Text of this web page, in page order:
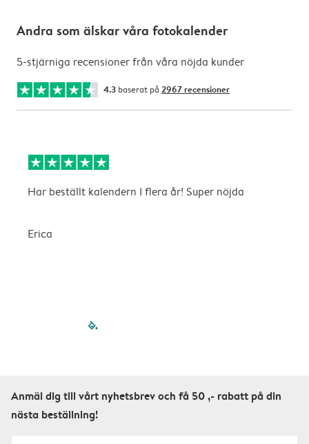
Andra som älskar våra fotokalender
5-stjärniga recensioner från våra nöjda kunder
4.3 baserat på 2967 recensioner
Har beställt kalendern I flera år! Super nöjda
Erica
filled-pagination
Anmäl dig till vårt nyhetsbrev och få 50 ,- rabatt på din
nästa beställning!